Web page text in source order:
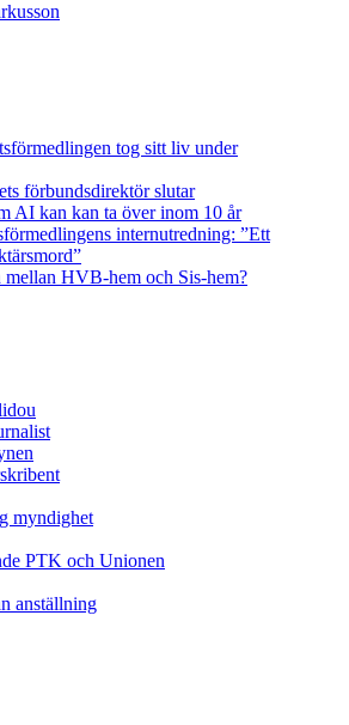
tog sitt liv under
förbundsdirektör slutar
AI kan kan ta över inom 10 år
internutredning: ”Ett
mellan HVB-hem och Sis-hem?
myndighet
PTK och Unionen
anställning